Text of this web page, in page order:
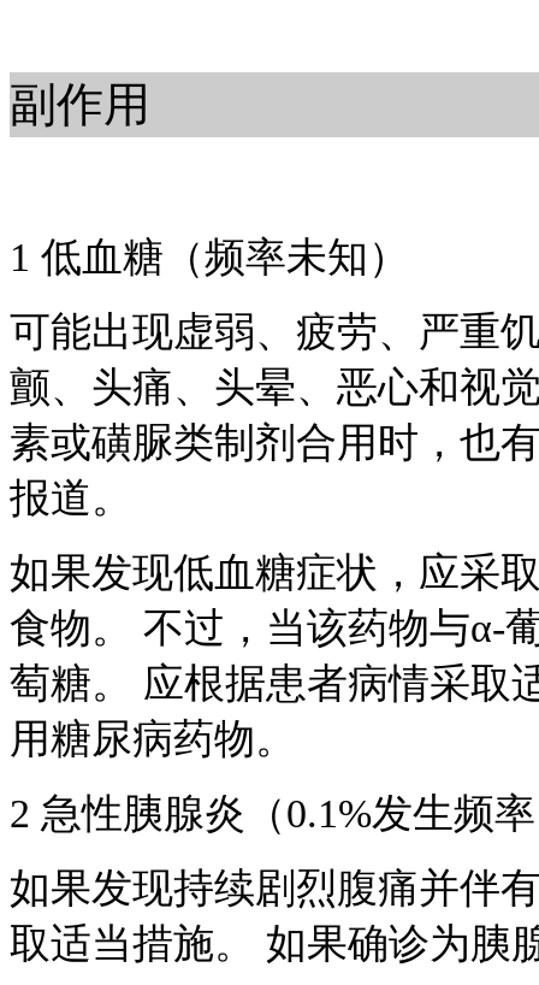
副作用
1 低血糖（频率未知）
可能出现虚弱、疲劳、严重
颤、头痛、头晕、恶心和视
素或磺脲类制剂合用时，也
报道。
如果发现低血糖症状，应采
食物。 不过，当该药物与α-
萄糖。 应根据患者病情采取
用糖尿病药物。
2 急性胰腺炎（0.1%发生频
如果发现持续剧烈腹痛并伴
取适当措施。 如果确诊为胰